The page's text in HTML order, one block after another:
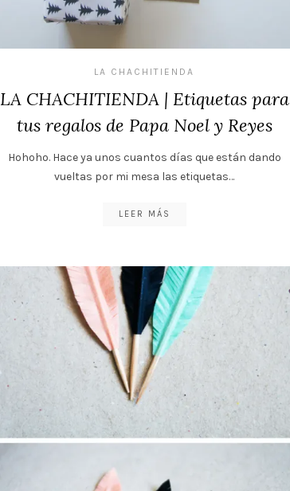
LA CHACHITIENDA
LA CHACHITIENDA | Etiquetas para
tus regalos de Papa Noel y Reyes
Hohoho. Hace ya unos cuantos días que están dando
vueltas por mi mesa las etiquetas…
LEER MÁS